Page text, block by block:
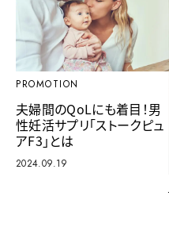
PROMOTION
夫婦間のQoLにも着目！男
性妊活サプリ「ストークピュ
アF3」とは
2024.09.19